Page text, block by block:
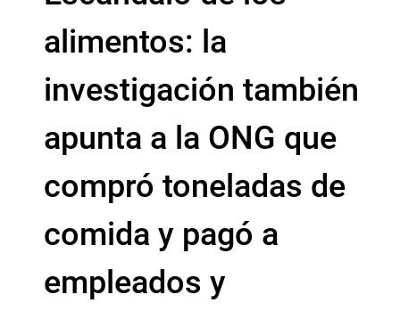
alimentos: la
investigación también
apunta a la ONG que
compró toneladas de
comida y pagó a
empleados y